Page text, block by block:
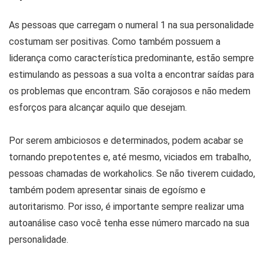
As pessoas que carregam o numeral 1 na sua personalidade
costumam ser positivas. Como também possuem a
liderança como característica predominante, estão sempre
estimulando as pessoas a sua volta a encontrar saídas para
os problemas que encontram. São corajosos e não medem
esforços para alcançar aquilo que desejam.
Por serem ambiciosos e determinados, podem acabar se
tornando prepotentes e, até mesmo, viciados em trabalho,
pessoas chamadas de workaholics. Se não tiverem cuidado,
também podem apresentar sinais de egoísmo e
autoritarismo. Por isso, é importante sempre realizar uma
autoanálise caso você tenha esse número marcado na sua
personalidade.